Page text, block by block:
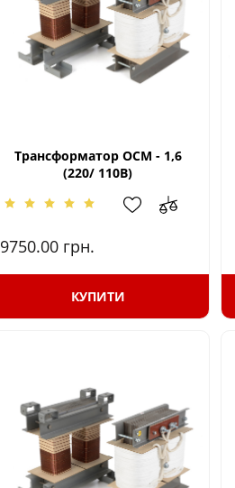
Трансформатор ОСМ - 1,6
(220/ 110В)
9750.00 грн.
КУПИТИ